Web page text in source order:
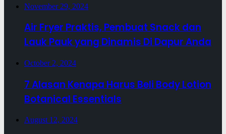
November 29, 2024
Air Fryer Praktis, Pembuat Snack dan
Lauk Pauk yang Dinamis Di Dapur Anda
October 2, 2024
7 Alasan Kenapa Harus Beli Body Lotion
Botanical Essentials
August 12, 2024